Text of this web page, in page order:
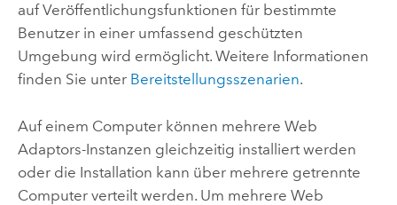
auf Veröffentlichungsfunktionen für bestimmte
Benutzer in einer umfassend geschützten
Umgebung wird ermöglicht. Weitere Informationen
finden Sie unter Bereitstellungsszenarien.
Auf einem Computer können mehrere Web
Adaptors-Instanzen gleichzeitig installiert werden
oder die Installation kann über mehrere getrennte
Computer verteilt werden. Um mehrere Web